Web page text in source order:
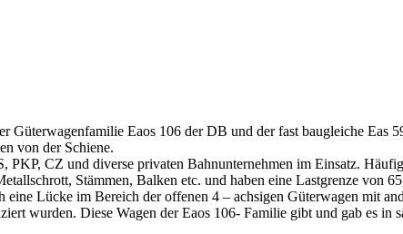
Eaos 106 der DB und der fast baugleiche Eas
von der Schiene.
CZ und diverse privaten Bahnunternehmen im Einsatz.
Stämmen, Balken etc. und haben eine Lastgrenze von
Lücke im Bereich der offenen 4 – achsigen Güterwagen mit
wurden. Diese Wagen der Eaos 106- Familie gibt und gab es in